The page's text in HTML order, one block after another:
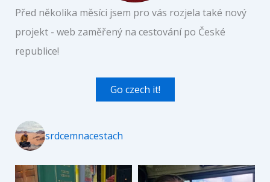
Před několika měsíci jsem pro vás rozjela také nový
projekt - web zaměřený na cestování po České
republice!
Go czech it!
srdcemnacestach